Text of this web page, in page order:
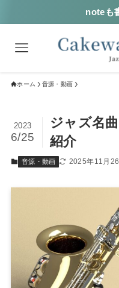
noteも
ホーム 音源・動画
ジャズ名
紹介
2023
6/25
音源・動画 2025年11月26